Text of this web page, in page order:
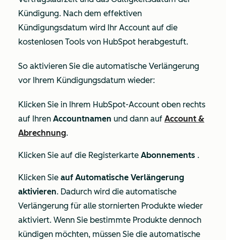
Kündigung. Nach dem effektiven
Kündigungsdatum wird Ihr Account auf die
kostenlosen Tools von HubSpot herabgestuft.
So aktivieren Sie die automatische Verlängerung
vor Ihrem Kündigungsdatum wieder:
Klicken Sie in Ihrem HubSpot-Account oben rechts
auf Ihren Accountnamen und dann auf Account &
Abrechnung.
Klicken Sie auf die Registerkarte Abonnements .
Klicken Sie auf Automatische Verlängerung
aktivieren. Dadurch wird die automatische
Verlängerung für alle stornierten Produkte wieder
aktiviert. Wenn Sie bestimmte Produkte dennoch
kündigen möchten, müssen Sie die automatische